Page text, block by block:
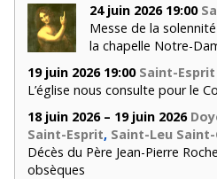
24 juin 2026 19:00
Messe de la
la chapelle Notre-
19 juin 2026 19:00 Saint-Esprit
L’église nous consulte pour le
18 juin 2026 – 19 juin 2026
Saint-Esprit, Saint-Leu Saint-
Décès du Père Jean-Pierre
obsèques